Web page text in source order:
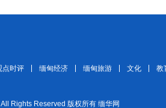
点时评 缅甸经济 缅甸旅游 文化 教
Rights Reserved 版权所有 缅华网